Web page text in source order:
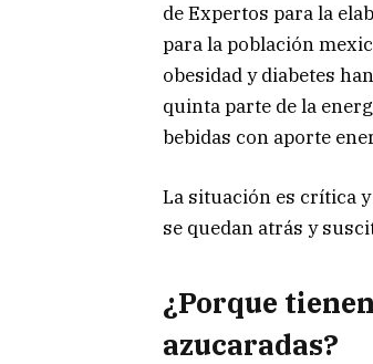
de Expertos para la
para la población
obesidad y diabetes
quinta parte de la
bebidas con aporte
La situación es crítica
se quedan atrás y
¿Porque
azucaradas?